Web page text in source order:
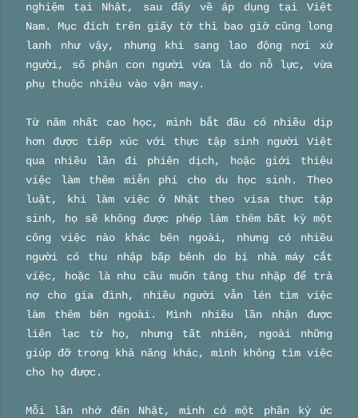
nghiệm tại Nhật, sau đấy về áp dụng tại Việt
Nam. Mục đích trên giấy tờ thì bao giờ cũng long
lanh như vậy, nhưng khi sang lao động nơi xứ
người, số phận con người vừa là do nỗ lực, vừa
phụ thuộc nhiều vào vận may.
Từ năm nhất cao học, mình bắt đầu có nhiều dịp
hơn được tiếp xúc với thực tập sinh người Việt
qua nhiều lần đi phiên dịch, hoặc giới thiệu
việc làm thêm miễn phí cho du học sinh. Theo
luật, khi làm việc ở Nhật theo visa thực tập
sinh, họ sẽ không được phép làm thêm bất kỳ một
công việc nào khác bên ngoài, nhưng có nhiều
người có thu nhập bấp bênh do bị nhà máy cắt
việc, hoặc là nhu cầu muốn tăng thu nhập để trả
nợ cho gia đình, nhiều người vẫn lén tìm việc
làm thêm bên ngoài. Mình nhiều lần nhận được
liên lạc từ họ, nhưng tất nhiên, ngoài những
giúp đỡ trong khả năng khác, mình không tìm việc
cho họ được.
Mỗi lần nhớ đến Nhật, mình có một phần kỳ ức